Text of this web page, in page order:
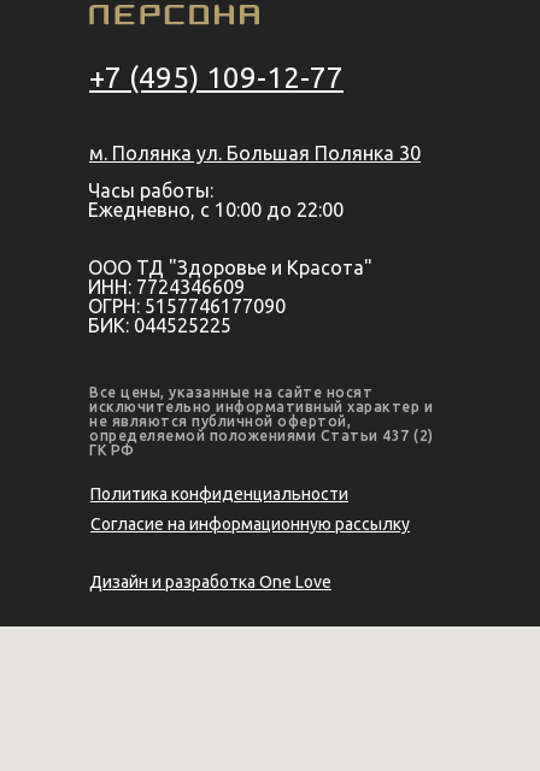
+7 (495) 109-12-77
ООО ТД "Здоровье и Красота"
ИНН: 7724346609
ОГРН: 5157746177090
БИК: 044525225
м. Полянка ул. Большая Полянка 30
Все цены, указанные на сайте носят
исключительно информативный характер и
не являются публичной офертой,
определяемой положениями Статьи 437 (2)
ГК РФ
Политика конфиденциальности
Согласие на информационную рассылку
Дизайн и разработка One Love
Часы работы:
Ежедневно, с 10:00 до 22:00